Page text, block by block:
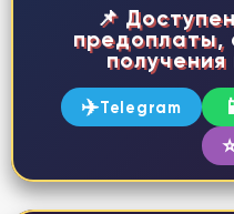
📌
предоплаты,
✈️Telegram